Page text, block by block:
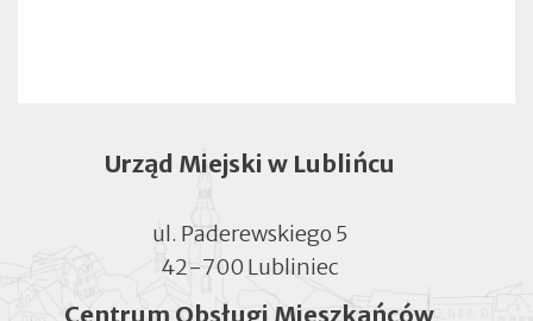
Urząd Miejski w Lublińcu
ul. Paderewskiego 5
42-700 Lubliniec
Centrum Obsługi Mieszkańców